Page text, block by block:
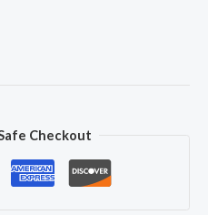
Checkout